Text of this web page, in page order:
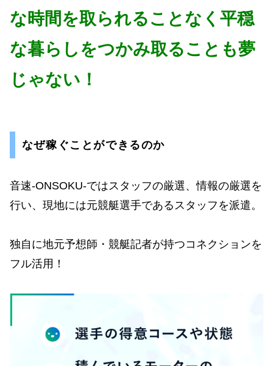
な時間を取られることなく平穏
な暮らしをつかみ取ることも夢
じゃない！
なぜ稼ぐことができるのか
音速-ONSOKU-ではスタッフの厳選、情報の厳選を
行い、現地には元競艇選手であるスタッフを派遣。
独自に地元予想師・競艇記者が持つコネクションを
フル活用！